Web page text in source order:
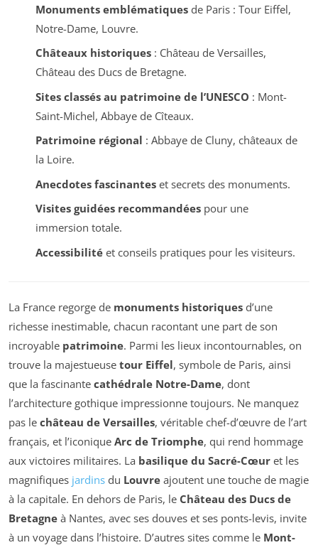
Monuments emblématiquesde Paris : Tour Eiffel,
Notre-Dame, Louvre.
Châteaux historiques: Château de Versailles,
Château des Ducs de Bretagne.
Sites classés au patrimoine de l’UNESCO : Mont-
Saint-Michel, Abbaye de Cîteaux.
Patrimoine régional : Abbaye de Cluny, châteaux de
la Loire.
Anecdotes fascinanteset secrets des monuments.
Visites guidées recommandéespour une
immersion totale.
Accessibilitéet conseils pratiques pour les visiteurs.
La France regorge de monuments historiques d’une
richesse inestimable, chacun racontant une part de son
incroyable patrimoine. Parmi les lieux incontournables, on
trouve la majestueuse tour Eiffel, symbole de Paris, ainsi
que la fascinante cathédrale Notre-Dame, dont
l’architecture gothique impressionne toujours. Ne manquez
pas le château de Versailles, véritable chef-d’œuvre de l’art
français, et l’iconique Arc de Triomphe, qui rend hommage
aux victoires militaires. La basilique du Sacré-Cœur et les
magnifiques jardins du Louvre ajoutent une touche de magie
à la capitale. En dehors de Paris, le Château des Ducs de
Bretagne à Nantes, avec ses douves et ses ponts-levis, invite
à un voyage dans l’histoire. D’autres sites comme le Mont-